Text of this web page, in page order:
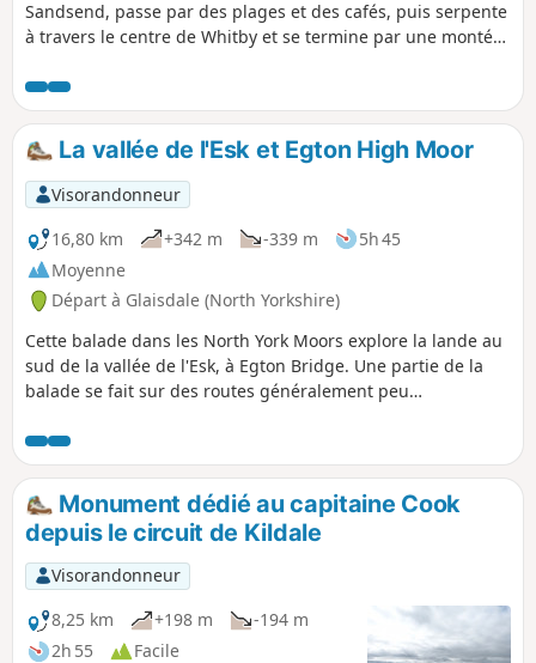
Sandsend, passe par des plages et des cafés, puis serpente
à travers le centre de Whitby et se termine par une montée
vue imprenable sur la ville.
La vallée de l'Esk et Egton High Moor
Visorandonneur
16,80 km
+342 m -339 m
5h 45
Moyenne
Départ à Glaisdale (North Yorkshire)
Cette balade dans les North York Moors explore la lande au
sud de la vallée de l'Esk, à Egton Bridge. Une partie de la
balade se fait sur des routes généralement peu
Monument dédié au capitaine Cook
depuis le circuit de Kildale
Visorandonneur
8,25 km
+198 m
-194 m
2h 55
Facile